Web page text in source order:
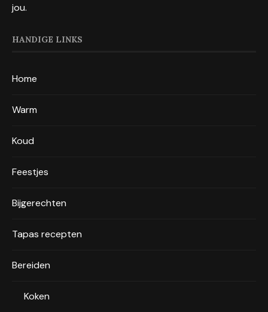
jou.
HANDIGE LINKS
Home
Warm
Koud
Feestjes
Bijgerechten
Tapas recepten
Bereiden
Koken